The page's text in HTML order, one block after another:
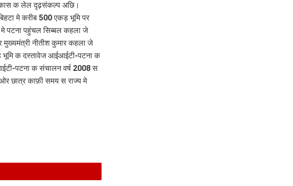
क लेल दृढ़संकल्प अछि।
मे करीब 500 एकड़ भूमि पर
मे पटना पहुंचल सिब्बल कहला जे
मुख्यमंत्री नीतीश कुमार कहला जे
क दस्तावेज आईआईटी-पटना क
पटना क संचालन वर्ष 2008 स
छात्र काफ़ी समय स राज्य मे